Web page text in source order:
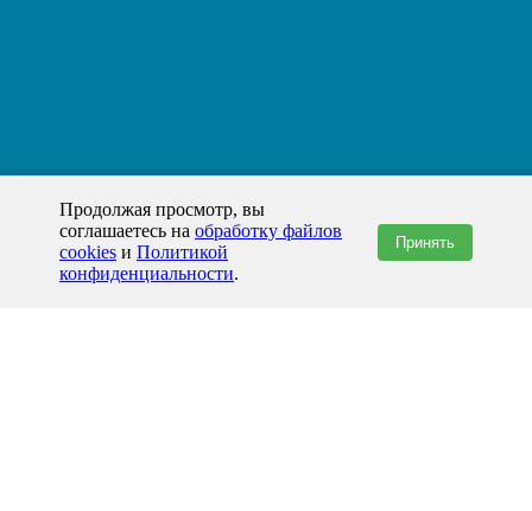
Продолжая просмотр, вы
соглашаетесь на обработку файлов
cookies и Политикой
конфиденциальности.
Принять